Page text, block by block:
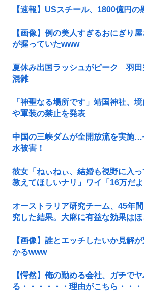
【速報】USスチール、1800億円の
【画像】例の美人すぎるおにぎり
が握っていたwww
夏休み出国ラッシュがピーク 羽田
混雑
「神聖なる場所です」靖国神社、
や軍装の禁止を発表
中国の三峡ダムが全開放流を実施
水被害！
彼女「ねぃねぃ、結婚も視野に入
教えてほしいナリ」ワイ「16万だ
オーストラリア研究チーム、45年
究した結果。大麻に有益な効果は
【画像】誰とエッチしたいか見解
かるwww
【愕然】俺の勤める会社、ガチで
る・・・・・・理由がこちら・・・